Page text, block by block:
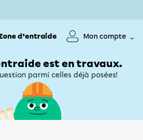
d’entraide Mon compte
est en travaux.
parmi celles déjà posées!